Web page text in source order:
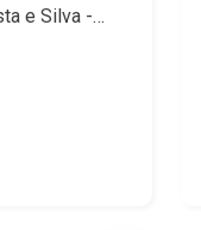
e Silva -